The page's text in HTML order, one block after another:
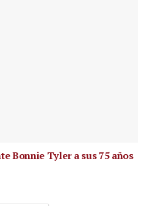
Bonnie Tyler a sus 75 años